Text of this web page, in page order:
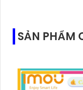
SẢN PHẨM